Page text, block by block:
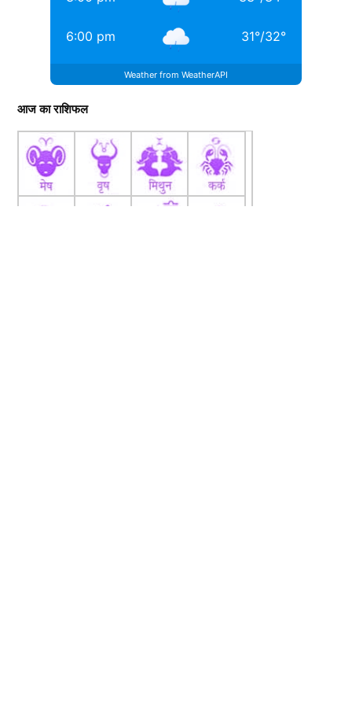
6:00 pm 31°/32°
Weather from WeatherAPI
आज का राशिफल